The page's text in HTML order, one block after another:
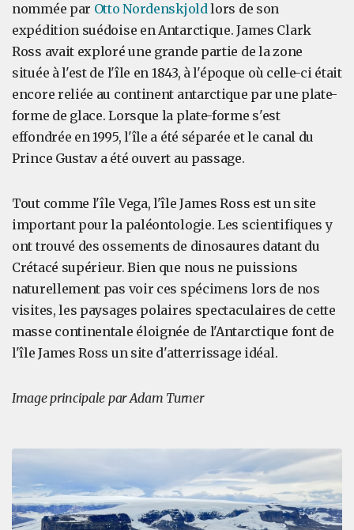
nommée par Otto Nordenskjoldlors de son
expédition suédoise en Antarctique. James Clark
Ross avait exploré une grande partie de la zone
située à l'est de l'île en 1843, à l'époque où celle-ci était
encore reliée au continent antarctique par une plate-
forme de glace. Lorsque la plate-forme s'est
effondrée en 1995, l'île a été séparée et le canal du
Prince Gustav a été ouvert au passage.
Tout comme l'île Vega, l'île James Ross est un site
important pour la paléontologie. Les scientifiques y
ont trouvé des ossements de dinosaures datant du
Crétacé supérieur. Bien que nous ne puissions
naturellement pas voir ces spécimens lors de nos
visites, les paysages polaires spectaculaires de cette
masse continentale éloignée de l'Antarctique font de
l'île James Ross un site d'atterrissage idéal.
Image principale par Adam Turner